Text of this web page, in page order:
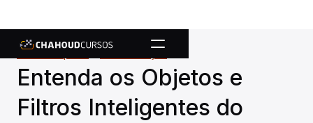
Entenda os Objetos e
Filtros Inteligentes do